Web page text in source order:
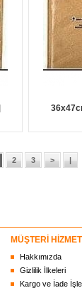
2 3 > |
MÜŞTERİ
Hakkımızda
Gizlilik İlkeleri
Kargo ve İade